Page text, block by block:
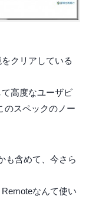
クリアしている
高度なユーザビ
のスペックのノー
も含めて、今さら
なんて使い